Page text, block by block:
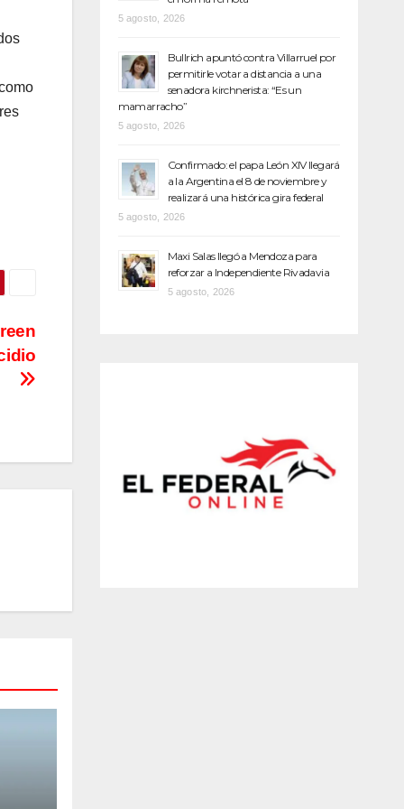
5 agosto, 2026
Bullrich apuntó contra Villarruel por
permitirle votar a distancia a una
senadora kirchnerista: “Es un
mamarracho”
5 agosto, 2026
Confirmado: el papa León XIV llegará
a la Argentina el 8 de noviembre y
realizará una histórica gira federal
5 agosto, 2026
Maxi Salas llegó a Mendoza para
reforzar a Independiente Rivadavia
5 agosto, 2026